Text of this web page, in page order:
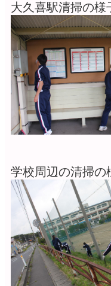
大久喜駅清掃の様
学校周辺の清掃の